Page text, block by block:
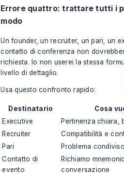
Errore quattro: trattare tutti i
modo
Un founder, un recruiter, un pari, un
contatto di conferenza non
richiesta. Io non userei la stessa
livello di dettaglio.
Usa questo confronto rapido:
Destinatario
Cosa
Executive
Pertinenza chiara,
Recruiter
Compatibilità e
Pari
Problema
Contatto di
evento
Richiamo
conversazione